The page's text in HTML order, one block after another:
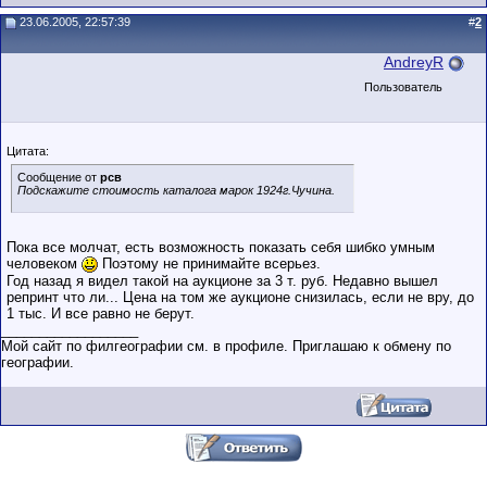
23.06.2005, 22:57:39 #2
AndreyR
Пользователь
Цитата:
Сообщение от рсв
Подскажите стоимость каталога марок 1924г.Чучина.
Пока все молчат, есть возможность показать себя шибко умным
человеком
Поэтому не принимайте всерьез.
Год назад я видел такой на аукционе за 3 т. руб. Недавно вышел
репринт что ли... Цена на том же аукционе снизилась, если не вру, до
1 тыс. И все равно не берут.
Мой сайт по филгеографии см. в профиле. Приглашаю к обмену по
географии.